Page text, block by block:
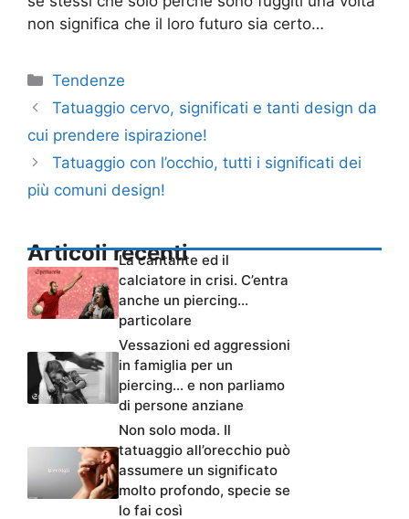
non significa che il loro futuro sia certo…
Categorie
Tendenze
Tatuaggio cervo, significati e tanti design da
cui prendere ispirazione!
Tatuaggio con l’occhio, tutti i significati dei
più comuni design!
Articoli recenti
La cantante ed il
calciatore in crisi. C’entra
anche un piercing…
particolare
Vessazioni ed aggressioni
in famiglia per un
piercing… e non parliamo
di persone anziane
Non solo moda. Il
tatuaggio all’orecchio può
assumere un significato
molto profondo, specie se
lo fai così